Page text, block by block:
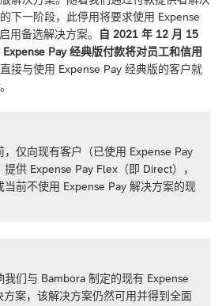
下一阶段，此停用将要求使用 Expense
用备选解决方案。
自 2021 年 12 月 15
Expense Pay 经典版付款将对员工和信用
接与使用 Expense Pay 经典版的客户就
，仅向现有客户（已使用 Expense Pay
供 Expense Pay Flex（即 Direct），
当前不使用 Expense Pay 解决方案的现
我们与 Bambora 制定的现有 Expense
方案，该解决方案仍然可用并得到全面